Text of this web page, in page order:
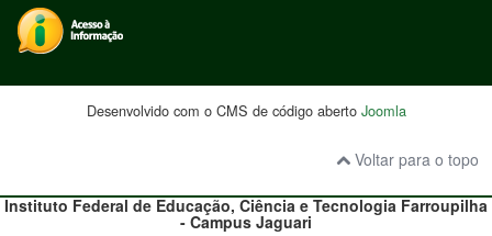
Desenvolvido com o CMS de código aberto Joomla
Voltar para o topo
Instituto Federal de Educação, Ciência e TecnologiaFarroupilha
- Campus Jaguari